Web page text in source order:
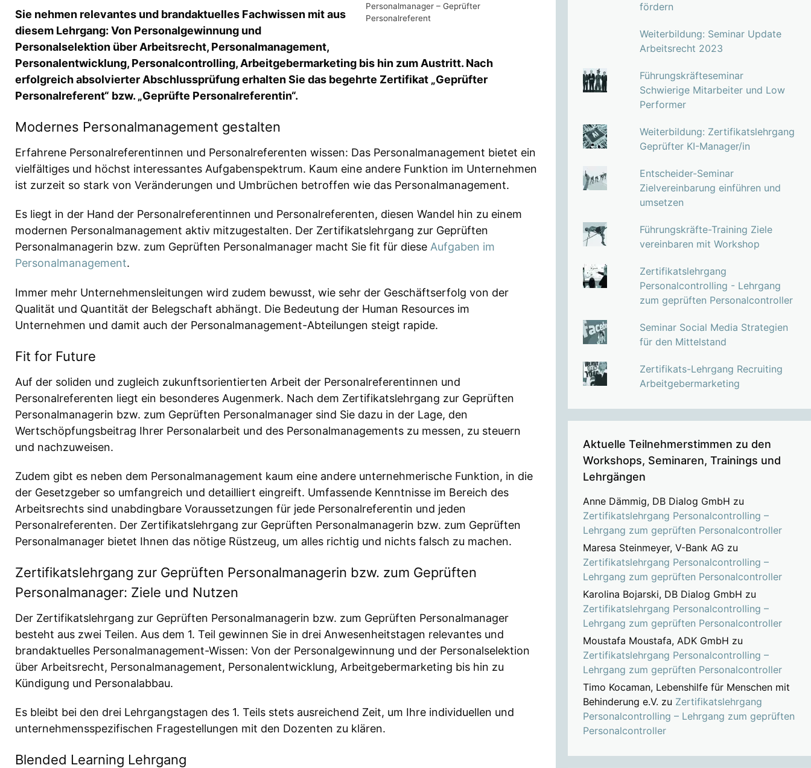
Personalmanager – Geprüfter
Personalreferent
Sie nehmen relevantes und brandaktuelles Fachwissen mit aus
diesem Lehrgang: Von Personalgewinnung und
Personalselektion über Arbeitsrecht, Personalmanagement,
Personalentwicklung, Personalcontrolling, Arbeitgebermarketing bis hin zum Austritt. Nach
erfolgreich absolvierter Abschlussprüfung erhalten Sie das begehrte Zertifikat „Geprüfter
Personalreferent“ bzw. „Geprüfte Personalreferentin“.
Modernes Personalmanagement gestalten
Erfahrene Personalreferentinnen und Personalreferenten wissen: Das Personalmanagement bietet ein
vielfältiges und höchst interessantes Aufgabenspektrum. Kaum eine andere Funktion im Unternehmen
ist zurzeit so stark von Veränderungen und Umbrüchen betroffen wie das Personalmanagement.
Es liegt in der Hand der Personalreferentinnen und Personalreferenten, diesen Wandel hin zu einem
modernen Personalmanagement aktiv mitzugestalten. Der Zertifikatslehrgang zur Geprüften
Personalmanagerin bzw. zum Geprüften Personalmanager macht Sie fit für diese Aufgaben im
Personalmanagement.
Immer mehr Unternehmensleitungen wird zudem bewusst, wie sehr der Geschäftserfolg von der
Qualität und Quantität der Belegschaft abhängt. Die Bedeutung der Human Resources im
Unternehmen und damit auch der Personalmanagement-Abteilungen steigt rapide.
Fit for Future
Auf der soliden und zugleich zukunftsorientierten Arbeit der Personalreferentinnen und
Personalreferenten liegt ein besonderes Augenmerk. Nach dem Zertifikatslehrgang zur Geprüften
Personalmanagerin bzw. zum Geprüften Personalmanager sind Sie dazu in der Lage, den
Wertschöpfungsbeitrag Ihrer Personalarbeit und des Personalmanagements zu messen, zu steuern
und nachzuweisen.
Zudem gibt es neben dem Personalmanagement kaum eine andere unternehmerische Funktion, in die
der Gesetzgeber so umfangreich und detailliert eingreift. Umfassende Kenntnisse im Bereich des
Arbeitsrechts sind unabdingbare Voraussetzungen für jede Personalreferentin und jeden
Personalreferenten. Der Zertifikatslehrgang zur Geprüften Personalmanagerin bzw. zum Geprüften
Personalmanager bietet Ihnen das nötige Rüstzeug, um alles richtig und nichts falsch zu machen.
Zertifikatslehrgang zur Geprüften Personalmanagerin bzw. zum Geprüften
Personalmanager: Ziele und Nutzen
Der Zertifikatslehrgang zur Geprüften Personalmanagerin bzw. zum Geprüften Personalmanager
besteht aus zwei Teilen. Aus dem 1. Teil gewinnen Sie in drei Anwesenheitstagen relevantes und
brandaktuelles Personalmanagement-Wissen: Von der Personalgewinnung und der Personalselektion
über Arbeitsrecht, Personalmanagement, Personalentwicklung, Arbeitgebermarketing bis hin zu
Kündigung und Personalabbau.
Es bleibt bei den drei Lehrgangstagen des 1. Teils stets ausreichend Zeit, um Ihre individuellen und
unternehmensspezifischen Fragestellungen mit den Dozenten zu klären.
Blended Learning Lehrgang
fördern
Weiterbildung: Seminar Update
Arbeitsrecht 2023
Führungskräfteseminar
Schwierige Mitarbeiter und Low
Performer
Weiterbildung: Zertifikatslehrgang
Geprüfter KI-Manager/in
Entscheider-Seminar
Zielvereinbarung einführen und
umsetzen
Führungskräfte-Training Ziele
vereinbaren mit Workshop
Zertifikatslehrgang
Personalcontrolling - Lehrgang
zum geprüften Personalcontroller
Seminar Social Media Strategien
für den Mittelstand
Zertifikats-Lehrgang Recruiting
Arbeitgebermarketing
Aktuelle Teilnehmerstimmen zu den
Workshops, Seminaren, Trainings und
Lehrgängen
Anne Dämmig, DB Dialog GmbH zu
Zertifikatslehrgang Personalcontrolling –
Lehrgang zum geprüften Personalcontroller
Maresa Steinmeyer, V-Bank AG zu
Zertifikatslehrgang Personalcontrolling –
Lehrgang zum geprüften Personalcontroller
Karolina Bojarski, DB Dialog GmbH zu
Zertifikatslehrgang Personalcontrolling –
Lehrgang zum geprüften Personalcontroller
Moustafa Moustafa, ADK GmbH zu
Zertifikatslehrgang Personalcontrolling –
Lehrgang zum geprüften Personalcontroller
Timo Kocaman, Lebenshilfe für Menschen mit
Behinderung e.V. zu Zertifikatslehrgang
Personalcontrolling – Lehrgang zum geprüften
Personalcontroller